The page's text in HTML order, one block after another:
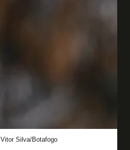
Vitor Silva/Botafogo